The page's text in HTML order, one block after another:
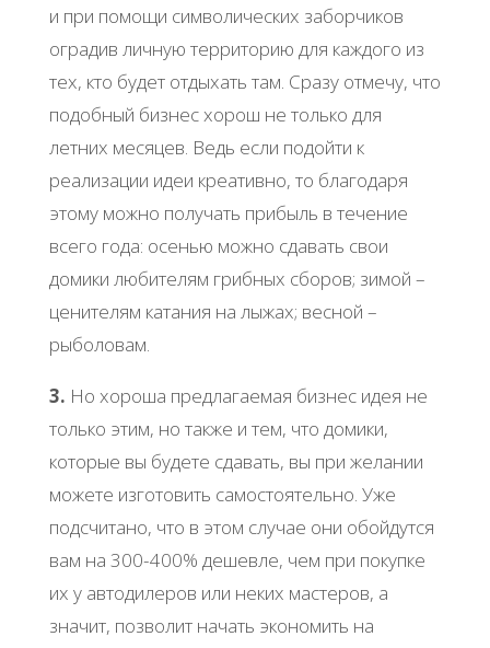
и при помощи символических заборчиков
оградив личную территорию для каждого из
тех, кто будет отдыхать там. Сразу отмечу, что
подобный бизнес хорош не только для
летних месяцев. Ведь если подойти к
реализации идеи креативно, то благодаря
этому можно получать прибыль в течение
всего года: осенью можно сдавать свои
домики любителям грибных сборов; зимой –
ценителям катания на лыжах; весной –
рыболовам.
3. Но хороша предлагаемая бизнес идея не
только этим, но также и тем, что домики,
которые вы будете сдавать, вы при желании
можете изготовить самостоятельно. Уже
подсчитано, что в этом случае они обойдутся
вам на 300-400% дешевле, чем при покупке
их у автодилеров или неких мастеров, а
значит, позволит начать экономить на